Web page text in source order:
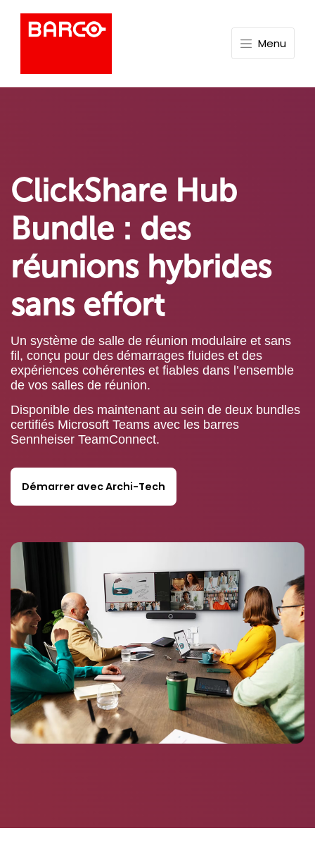
Menu
ClickShare Hub
Bundle : des
réunions hybrides
sans effort
Un système de salle de réunion modulaire et sans
fil, conçu pour des démarrages fluides et des
expériences cohérentes et fiables dans l’ensemble
de vos salles de réunion.
Disponible des maintenant au sein de deux bundles
certifiés Microsoft Teams avec les barres
Sennheiser TeamConnect.
Démarrer avec Archi-Tech